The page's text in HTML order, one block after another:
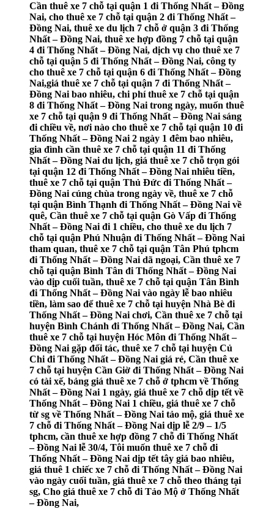
Cần thuê xe 7 chỗ tại quận 1 đi Thống Nhất – Đồng
Nai, cho thuê xe 7 chỗ tại quận 2 đi Thống Nhất –
Đồng Nai, thuê xe du lịch 7 chỗ ở quận 3 đi Thống
Nhất – Đồng Nai, thuê xe hợp đồng 7 chỗ tại quận
4 đi Thống Nhất – Đồng Nai, dịch vụ cho thuê xe 7
chỗ tại quận 5 đi Thống Nhất – Đồng Nai, công ty
cho thuê xe 7 chỗ tại quận 6 đi Thống Nhất – Đồng
Nai,giá thuê xe 7 chỗ tại quận 7 đi Thống Nhất –
Đồng Nai bao nhiêu, chi phí thuê xe 7 chỗ tại quận
8 đi Thống Nhất – Đồng Nai trong ngày, muốn thuê
xe 7 chỗ tại quận 9 đi Thống Nhất – Đồng Nai sáng
đi chiều về, nơi nào cho thuê xe 7 chỗ tại quận 10 đi
Thống Nhất – Đồng Nai 2 ngày 1 đêm bao nhiêu,
gia đình cần thuê xe 7 chỗ tại quận 11 đi Thống
Nhất – Đồng Nai du lịch, giá thuê xe 7 chỗ trọn gói
tại quận 12 đi Thống Nhất – Đồng Nai nhiêu tiền,
thuê xe 7 chỗ tại quận Thủ Đức đi Thống Nhất –
Đồng Nai cúng chùa trong ngày về, thuê xe 7 chỗ
tại quận Bình Thạnh đi Thống Nhất – Đồng Nai về
quê, Cần thuê xe 7 chỗ tại quận Gò Vấp đi Thống
Nhất – Đồng Nai đi 1 chiều, cho thuê xe du lịch 7
chỗ tại quận Phú Nhuận đi Thống Nhất – Đồng Nai
tham quan, thuê xe 7 chỗ tại quận Tân Phú tphcm
đi Thống Nhất – Đồng Nai dã ngoại, Cần thuê xe 7
chỗ tại quận Bình Tân đi Thống Nhất – Đồng Nai
vào dịp cuối tuần, thuê xe 7 chỗ tại quận Tân Bình
đi Thống Nhất – Đồng Nai vào ngày lễ bao nhiêu
tiền, làm sao để thuê xe 7 chỗ tại huyện Nhà Bè đi
Thống Nhất – Đồng Nai chơi, Cần thuê xe 7 chỗ tại
huyện Bình Chánh đi Thống Nhất – Đồng Nai, Cần
thuê xe 7 chỗ tại huyện Hóc Môn đi Thống Nhất –
Đồng Nai gặp đối tác, thuê xe 7 chỗ tại huyện Củ
Chi đi Thống Nhất – Đồng Nai giá rẻ, Cần thuê xe
7 chỗ tại huyện Cần Giờ đi Thống Nhất – Đồng Nai
có tài xế, bảng giá thuê xe 7 chỗ ở tphcm về Thống
Nhất – Đồng Nai 1 ngày, giá thuê xe 7 chỗ dịp tết về
Thống Nhất – Đồng Nai 1 chiều, giá thuê xe 7 chỗ
từ sg về Thống Nhất – Đồng Nai tảo mộ, giá thuê xe
7 chỗ đi Thống Nhất – Đồng Nai dịp lễ 2/9 – 1/5
tphcm, cần thuê xe hợp đồng 7 chỗ đi Thống Nhất
– Đồng Nai lễ 30/4, Tôi muốn thuê xe 7 chỗ đi
Thống Nhất – Đồng Nai dịp tết tây giá bao nhiêu,
giá thuê 1 chiếc xe 7 chỗ đi Thống Nhất – Đồng Nai
vào ngày cuối tuần, giá thuê xe 7 chỗ theo tháng tại
sg, Cho giá thuê xe 7 chỗ đi Tảo Mộ ở Thống Nhất
– Đồng Nai,